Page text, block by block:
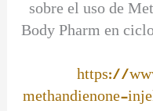
sobre el uso de
Body Pharm en
https://
methandienone-